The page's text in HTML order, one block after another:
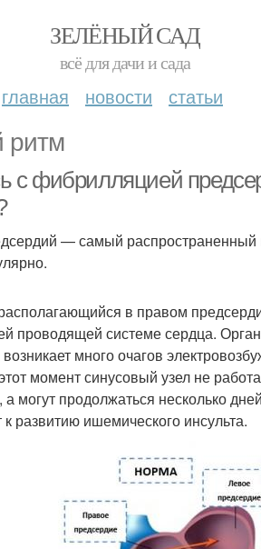
ЗЕЛЁНЫЙ САД
всё для дачи и сада
главная новости статьи
ритм
с фибрилляцией
— самый
в правом
проводящей системе сердца.
много очагов
момент синусовый узел не
могут продолжаться несколько
развитию ишемического инсульта.